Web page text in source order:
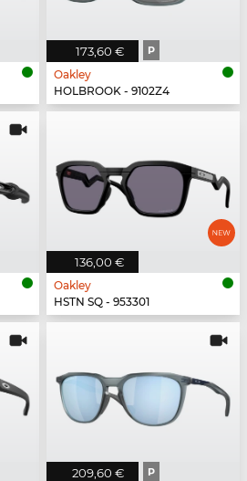
173,60 € P
Oakley
HOLBROOK - 9102Z4
136,00 €
Oakley
HSTN SQ - 953301
209,60 € P